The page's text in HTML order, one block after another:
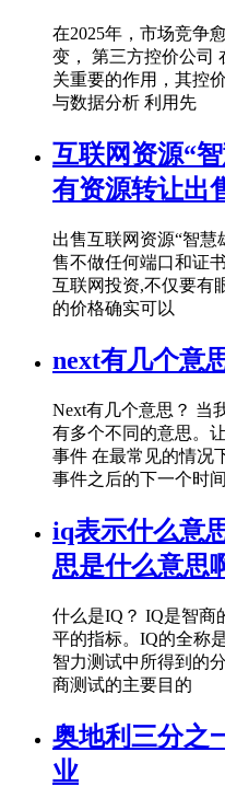
在2025年，市场竞争
变， 第三方控价公司
关重要的作用，其控
与数据分析 利用先
互联网资源“
有资源转让出
出售互联网资源“智慧
售不做任何端口和证
互联网投资,不仅要有
的价格确实可以
next有几个意思
Next有几个意思？ 当
有多个不同的意思。
事件 在最常见的情况
事件之后的下一个时
iq表示什么意
思是什么意思
什么是IQ？ IQ是智商
平的指标。IQ的全称
智力测试中所得到的
商测试的主要目的
奥地利三分之
业